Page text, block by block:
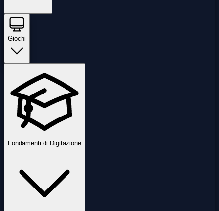
Giochi
Fondamenti di Digitazione